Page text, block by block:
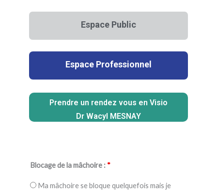
Espace Public
Espace Professionnel
Prendre un rendez vous en Visio
Dr Wacyl MESNAY
Blocage de la mâchoire : *
Ma mâchoire se bloque quelquefois mais je